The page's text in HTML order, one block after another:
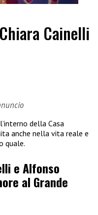
Cainelli
della Casa
anche nella vita reale e
quale.
e Alfonso
al Grande